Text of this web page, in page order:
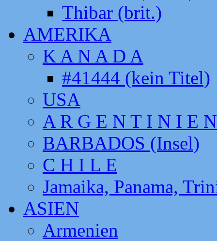
Thibar (brit.)
AMERIKA
K A N A D A
#41444 (kein Titel)
USA
A R G E N T I N I E N
BARBADOS (Insel)
C H I L E
Jamaika, Panama,
ASIEN
Armenien